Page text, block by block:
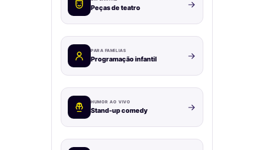
Peças de teatro
PARA FAMÍLIAS
Programação infantil
HUMOR AO VIVO
Stand-up comedy